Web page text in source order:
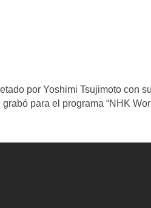
por Yoshimi Tsujimoto con
para el programa “NHK